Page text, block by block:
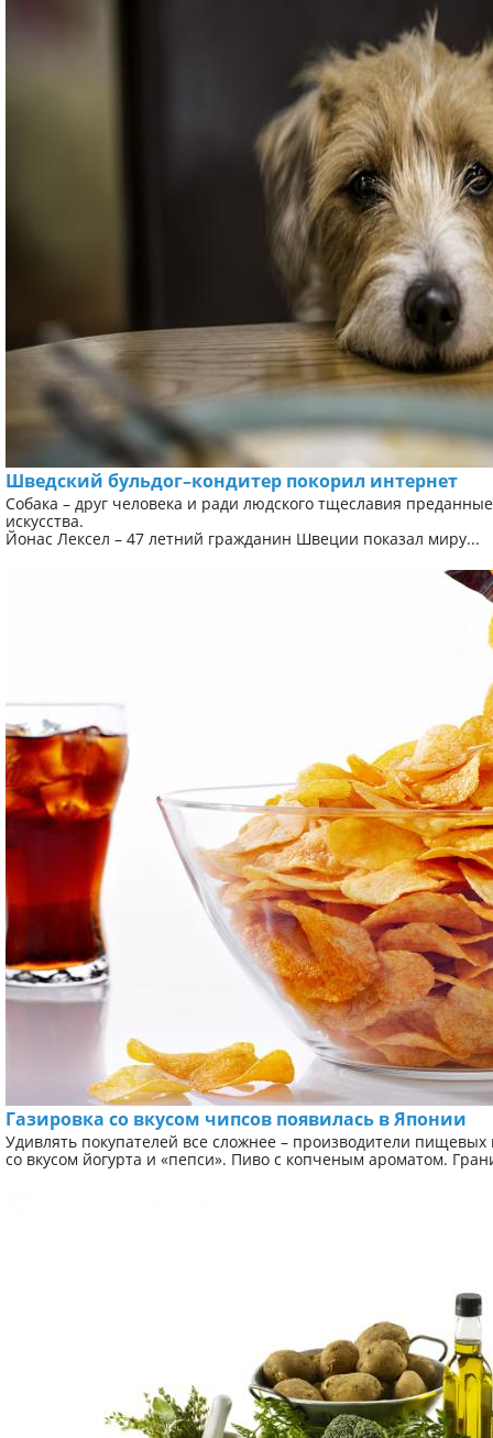
Шведский бульдог–кондитер покорил интернет
Собака – друг человека и ради людского тщеславия
искусства.
Йонас Лексел – 47 летний гражданин Швеции показал миру...
Газировка со вкусом чипсов появилась в Японии
Удивлять покупателей все сложнее – производители
со вкусом йогурта и «пепси». Пиво с копченым ароматом.